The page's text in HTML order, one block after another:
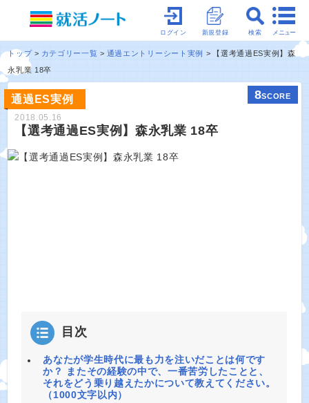
メニュー
検索
新規登録
ログイン
トップ カテゴリー一覧 通過エントリーシート実例
【選考通過ES実例】森
永乳業 18卒
通過ES実例 8SCORE
2018.05.16
【選考通過ES実例】森永乳業 18卒
目次
あなたが学生時代に最も力を注いだことは何です
か？ またその経験の中で、一番苦労したことと、
それをどう乗り越えたかについて教えてください。
（1000文字以内）